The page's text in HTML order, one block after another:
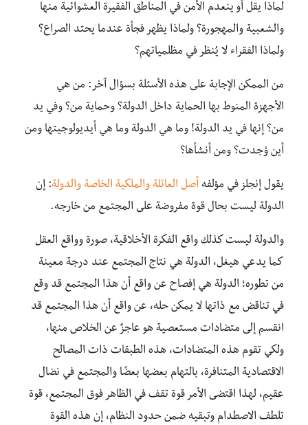
لماذا يقل أو ينعدم الأمن في المناطق الفقيرة العشوائية منها
والشعبية والمهجورة؟ ولماذا يظهر فجأة عندما يحتد الصراع؟
ولماذا الفقراء لا يُنظر في مظلمياتهم؟
من الممكن الإجابة على هذه الأسئلة بسؤال آخر: من هي
الأجهزة المنوط بها الحماية داخل الدولة؟ وحماية من؟ وفي يد
من؟ إنها في يد الدولة! وما هي الدولة وما هي أيديولوجيتها ومن
أين وُجدت؟ ومن أنشأها؟
يقول إنجلز في مؤلفه أصل العائلة والملكية الخاصة والدولة: إن
الدولة ليست بحال قوة مفروضة على المجتمع من خارجه.
والدولة ليست كذلك واقع الفكرة الأخلاقية، صورة وواقع العقل
كما يدعي هيغل، الدولة هي نتاج المجتمع عند درجة معينة
من تطوره؛ الدولة هي إفصاح عن واقع أن هذا المجتمع قد وقع
في تناقض مع ذاتها لا يمكن حله، عن واقع أن هذا المجتمع قد
انقسم إلى متضادات مستعصية هو عاجزٌ عن الخلاص منها،
ولكي تقوم هذه المتضادات، هذه الطبقات ذات المصالح
الاقتصادية المتنافرة، بالتهام بعضها بعضًا والمجتمع في نضال
عقيم، لهذا اقتضى الأمر قوة تقف في الظاهر فوق المجتمع، قوة
تلطف الاصطدام وتبقيه ضمن حدود النظام، إن هذه القوة